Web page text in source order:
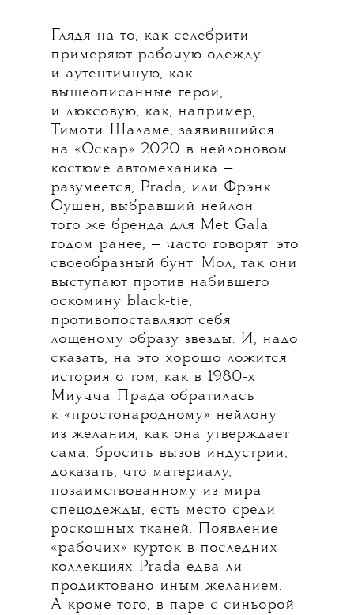
Глядя на то, как селебрити
примеряют рабочую одежду —
и аутентичную, как
вышеописанные герои,
и люксовую, как, например,
Тимоти Шаламе, заявившийся
на «Оскар» 2020 в нейлоновом
костюме автомеханика —
разумеется, Prada, или Фрэнк
Оушен, выбравший нейлон
того же бренда для Met Gala
годом ранее, — часто говорят: это
своеобразный бунт. Мол, так они
выступают против набившего
оскомину black-tie,
противопоставляют себя
лощеному образу звезды. И, надо
сказать, на это хорошо ложится
история о том, как в 1980-х
Миучча Прада обратилась
к «простонародному» нейлону
из желания, как она утверждает
сама, бросить вызов индустрии,
доказать, что материалу,
позаимствованному из мира
спецодежды, есть место среди
роскошных тканей. Появление
«рабочих» курток в последних
коллекциях Prada едва ли
продиктовано иным желанием.
А кроме того, в паре с синьорой